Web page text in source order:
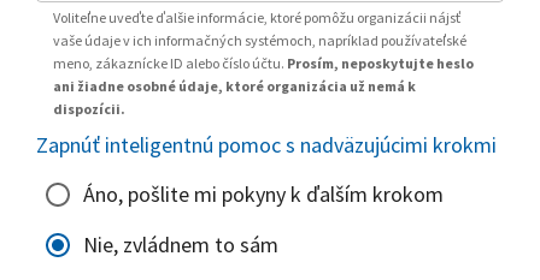
Voliteľne uveďte ďalšie informácie, ktoré pomôžu organizácii nájsť
vaše údaje v ich informačných systémoch, napríklad používateľské
meno, zákaznícke ID alebo číslo účtu. Prosím, neposkytujte heslo
ani žiadne osobné údaje, ktoré organizácia už nemá k
dispozícii.
Zapnúť inteligentnú pomoc s nadväzujúcimi krokmi
Áno, pošlite mi pokyny k ďalším krokom
Nie, zvládnem to sám